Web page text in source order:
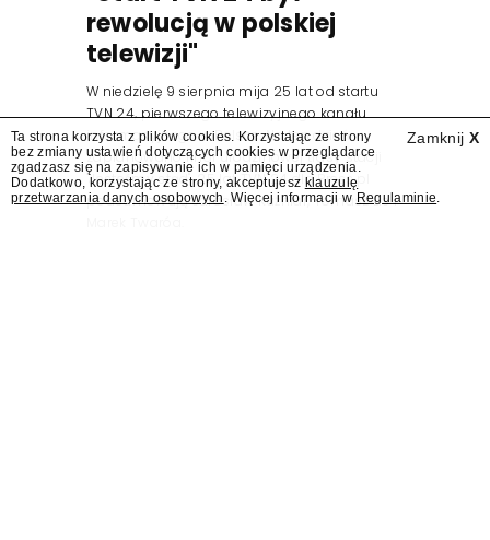
rewolucją w polskiej
telewizji"
W niedzielę 9 sierpnia mija 25 lat od startu
TVN 24, pierwszego telewizyjnego kanału
informacyjnego w Polsce. Na ten dzień
zaplanowano finał urodzinowej trasy stacji
"Jesteśmy stąd". 25 lat TVN 24 dla Press.pl
podsumowują Jarosław Kuźniar, Tomasz Lis i
Zamknij X
Ta strona korzysta z plików cookies. Korzystając ze strony
bez zmiany ustawień dotyczących cookies w przeglądarce
zgadzasz się na zapisywanie ich w pamięci urządzenia.
Dodatkowo, korzystając ze strony, akceptujesz klauzulę
przetwarzania danych osobowych . Więcej informacji w Regulaminie.